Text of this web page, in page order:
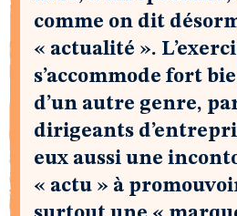
comme on dit
« actualité ».
s’accommode fort
d’un autre genre,
dirigeants
eux aussi une
« actu » à